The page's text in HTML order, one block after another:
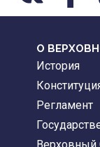
О
История
Регламент